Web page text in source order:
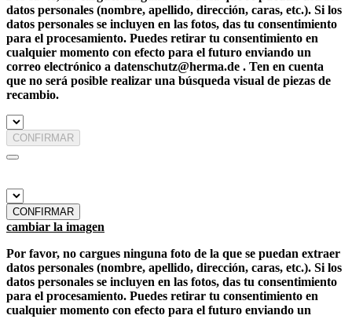
datos personales (nombre, apellido, dirección, caras, etc.). Si los
datos personales se incluyen en las fotos, das tu consentimiento
para el procesamiento. Puedes retirar tu consentimiento en
cualquier momento con efecto para el futuro enviando un
correo electrónico a datenschutz@herma.de . Ten en cuenta
que no será posible realizar una búsqueda visual de piezas de
recambio.
CONFIRMAR
CONFIRMAR
cambiar la imagen
Por favor, no cargues ninguna foto de la que se puedan extraer
datos personales (nombre, apellido, dirección, caras, etc.). Si los
datos personales se incluyen en las fotos, das tu consentimiento
para el procesamiento. Puedes retirar tu consentimiento en
cualquier momento con efecto para el futuro enviando un